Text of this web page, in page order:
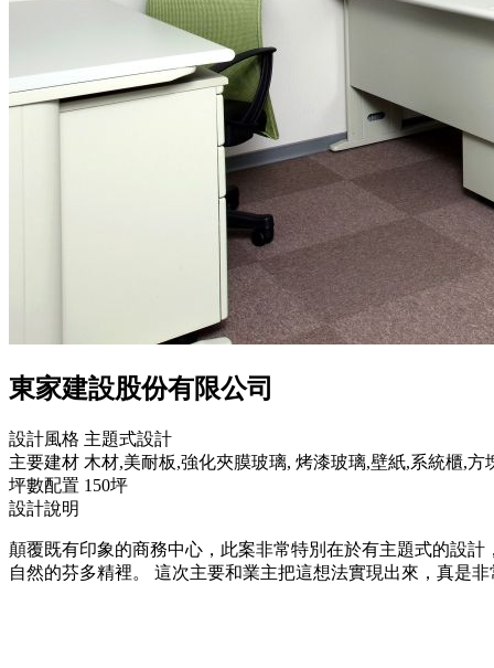
東家建設股份有限公司
設計風格 主題式設計
主要建材 木材,美耐板,強化夾膜玻璃, 烤漆玻璃,壁紙,系統櫃,方
坪數配置 150坪
設計說明
顛覆既有印象的商務中心，此案非常特別在於有主題式的設
自然的芬多精裡。 這次主要和業主把這想法實現出來，真是